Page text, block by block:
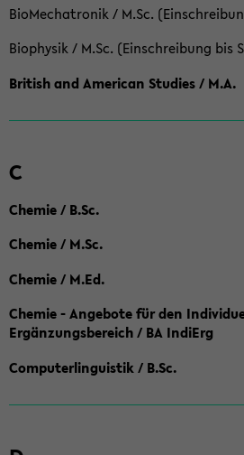
BioMechatronik / M.Sc.
Biophysik / M.Sc. (Einschreibung bis
British and American Studies / M.A.
C
Chemie / B.Sc.
Chemie / M.Sc.
Chemie / M.Ed.
Chemie - Angebote für den
Ergänzungsbereich / BA IndiErg
Computerlinguistik / B.Sc.